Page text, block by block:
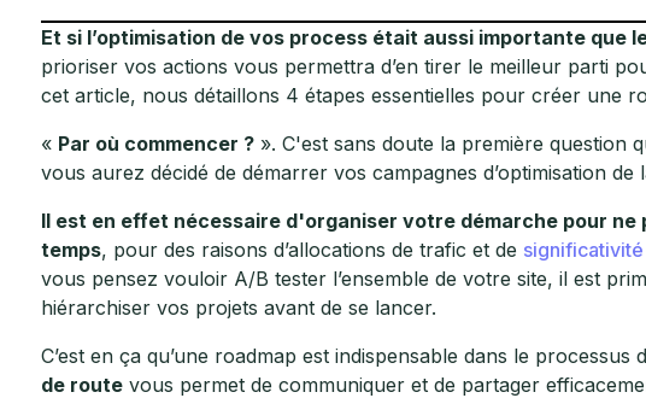
Et si l’optimisation de vos process était aussi importante que
prioriser vos actions vous permettra d’en tirer le meilleur parti
cet article, nous détaillons 4 étapes essentielles pour créer une
« Par où commencer ?». C'est sans doute la première question
vous aurez décidé de démarrer vos campagnes d’optimisation de
Il est en effet nécessaire d'organiser votre démarche pour ne
temps, pour des raisons d’allocations de trafic et de
vous pensez vouloir A/B tester l’ensemble de votre site, il est
hiérarchiser vos projets avant de se lancer.
C’est en ça qu’une roadmap est indispensable dans le processus
de routevous permet de communiquer et de partager